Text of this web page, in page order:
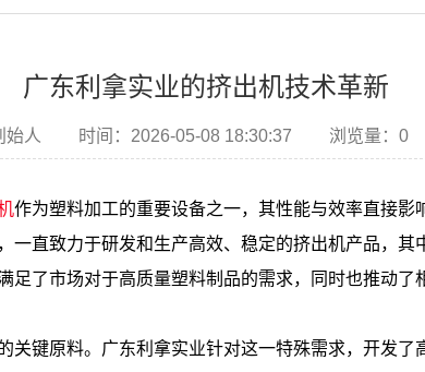
广东利拿实业的挤出机技术革新
始人 时间：2026-05-08 18:30:37 浏览量：0
作为塑料加工的重要设备之一，其性能与效率直接影
一直致力于研发和生产高效、稳定的挤出机产品，其
足了市场对于高质量塑料制品的需求，同时也推动了
关键原料。广东利拿实业针对这一特殊需求，开发了